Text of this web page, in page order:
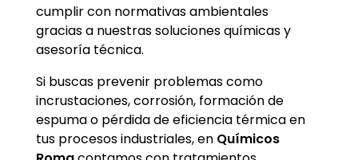
cumplir con normativas ambientales
gracias a nuestras soluciones químicas y
asesoría técnica.
Si buscas prevenir problemas como
incrustaciones, corrosión, formación de
espuma o pérdida de eficiencia térmica en
tus procesos industriales, en Químicos